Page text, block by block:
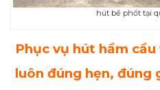
hút bể phốt tại
Phục vụ hút hầm
luôn đúng hẹn, đúng